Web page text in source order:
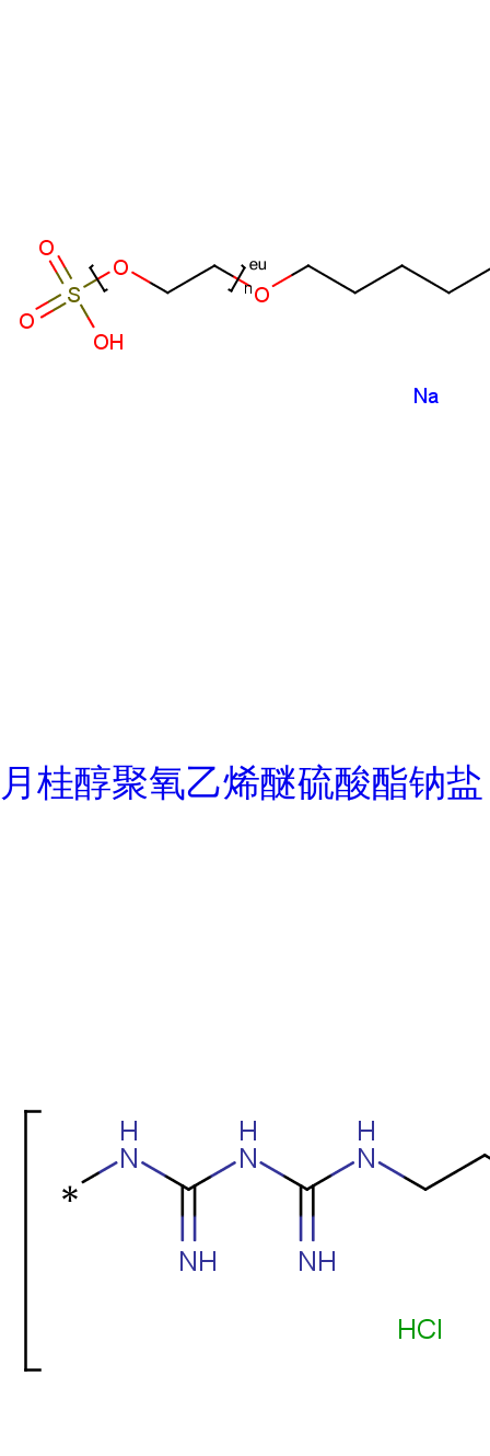
月桂醇聚氧乙烯醚硫酸酯钠盐